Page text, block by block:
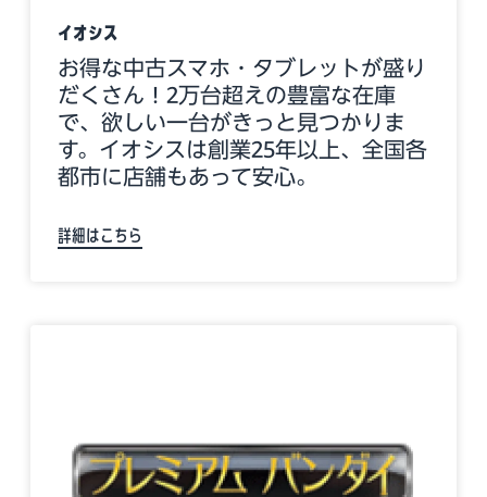
イオシス
お得な中古スマホ・タブレットが盛り
だくさん！2万台超えの豊富な在庫
で、欲しい一台がきっと見つかりま
す。イオシスは創業25年以上、全国各
都市に店舗もあって安心。
詳細はこちら